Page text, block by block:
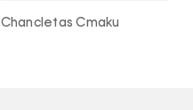
Chancletas Cmaku